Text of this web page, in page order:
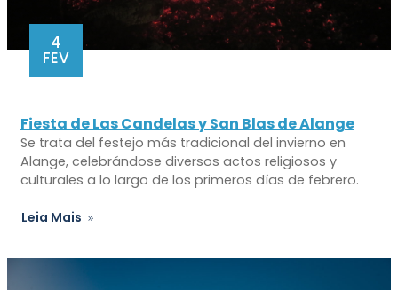
4
FEV
Fiesta de Las Candelas y San Blas de Alange
Se trata del festejo más tradicional del invierno en
Alange, celebrándose diversos actos religiosos y
culturales a lo largo de los primeros días de febrero.
Leia Mais